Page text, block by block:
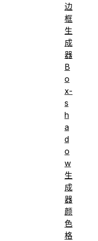
边
框
生
成
器
B
o
x-
s
h
a
d
o
w
生
成
器
颜
色
格